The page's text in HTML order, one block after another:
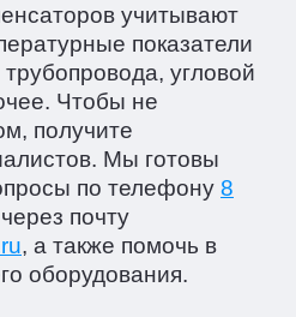
учитывают
показатели
угловой
Чтобы не
получите
Мы готовы
по телефону 8
почту
, а также помочь в
оборудования.